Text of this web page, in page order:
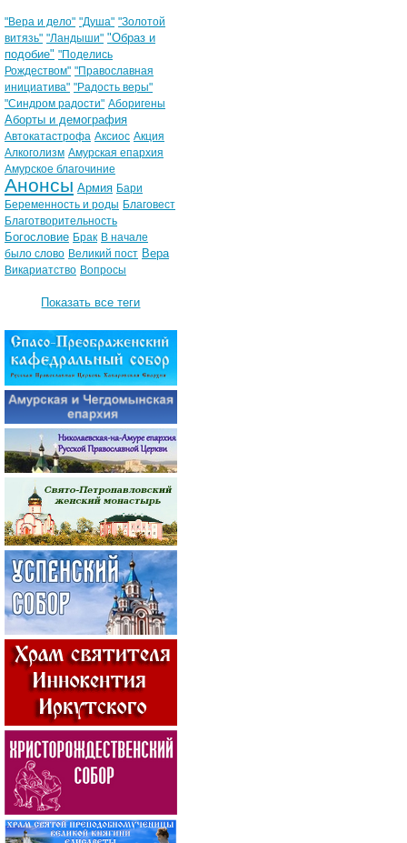
"Вера и дело" "Душа" "Золотой
витязь" "Ландыши" "Образ и
подобие" "Поделись
Рождеством" "Православная
инициатива" "Радость веры"
"Синдром радости" Аборигены
Аборты и демография
Автокатастрофа Аксиос Акция
Алкоголизм Амурская епархия
Амурское благочиние
Анонсы Армия Бари
Беременность и роды Благовест
Благотворительность
Богословие Брак В начале
было слово Великий пост Вера
Викариатство Вопросы
Показать все теги